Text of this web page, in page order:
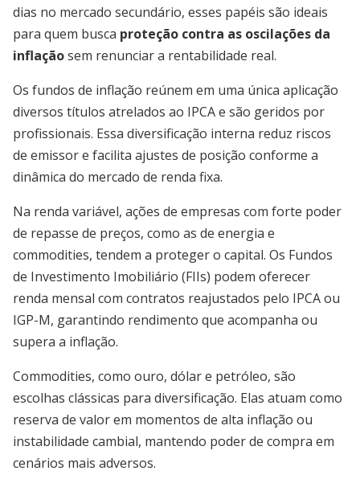
dias no mercado secundário, esses papéis são ideais
para quem busca proteção contra as oscilações da
inflaçãosem renunciar a rentabilidade real.
Os fundos de inflação reúnem em uma única aplicação
diversos títulos atrelados ao IPCA e são geridos por
profissionais. Essa diversificação interna reduz riscos
de emissor e facilita ajustes de posição conforme a
dinâmica do mercado de renda fixa.
Na renda variável, ações de empresas com forte poder
de repasse de preços, como as de energia e
commodities, tendem a proteger o capital. Os Fundos
de Investimento Imobiliário (FIIs) podem oferecer
renda mensal com contratos reajustados pelo IPCA ou
IGP-M, garantindo rendimento que acompanha ou
supera a inflação.
Commodities, como ouro, dólar e petróleo, são
escolhas clássicas para diversificação. Elas atuam como
reserva de valor em momentos de alta inflação ou
instabilidade cambial, mantendo poder de compra em
cenários mais adversos.